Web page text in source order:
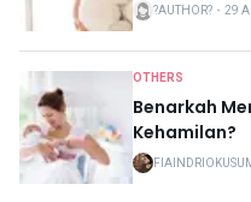
?AUTHOR? ・ 29
OTHERS
Benarkah
Kehamilan?